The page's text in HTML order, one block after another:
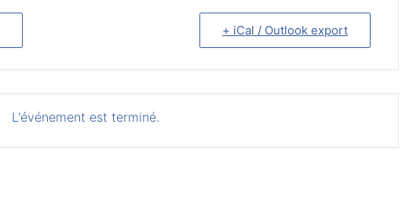
+ iCal / Outlook export
L'événement est terminé.